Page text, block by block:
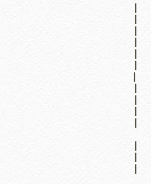
|
|
|
|
|
|
|
|
|
|
|
|
|
|